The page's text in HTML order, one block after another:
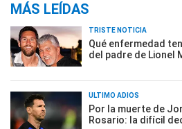
MÁS LEÍDAS
TRISTE NOTICIA
Qué enfermedad
del padre de Lionel
ÚLTIMO ADIÓS
Por la muerte de
Rosario: la difícil